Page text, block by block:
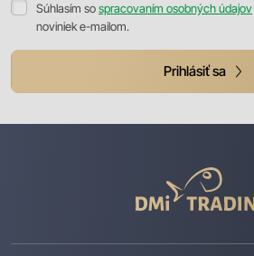
Súhlasím sospracovaním osobných údajov
noviniek e-mailom.
Prihlásiť sa
Trading